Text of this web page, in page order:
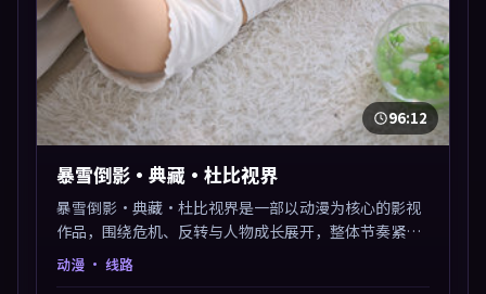
96:12
暴雪倒影·典藏·杜比视界
暴雪倒影·典藏·杜比视界是一部以动漫为核心的影视
作品，围绕危机、反转与人物成长展开，整体节奏紧
凑，值得推荐观看。
动漫 · 线路